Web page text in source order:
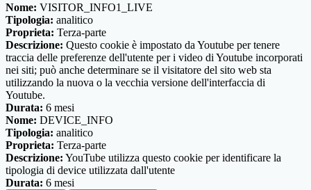
Nome: VISITOR_INFO1_LIVE
Tipologia: analitico
Proprieta: Terza-parte
Descrizione: Questo cookie è impostato da Youtube per tenere
traccia delle preferenze dell'utente per i video di Youtube incorporati
nei siti; può anche determinare se il visitatore del sito web sta
utilizzando la nuova o la vecchia versione dell'interfaccia di
Youtube.
Durata: 6 mesi
Nome: DEVICE_INFO
Tipologia: analitico
Proprieta: Terza-parte
Descrizione: YouTube utilizza questo cookie per identificare la
tipologia di device utilizzata dall'utente
Durata: 6 mesi